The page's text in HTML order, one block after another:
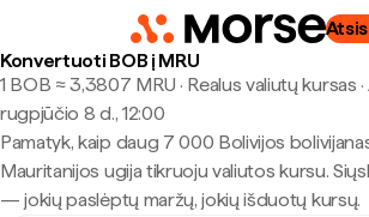
Konvertuoti BOB į MRU
1 BOB ≈ 3,3807 MRU · Realus valiutų kursas ·
rugpjūčio 8 d., 12:00
Pamatyk, kaip daug 7 000 Bolivijos
Mauritanijos ugija tikruoju valiutos kursu.
— jokių paslėptų maržų, jokių išduotų kursų.